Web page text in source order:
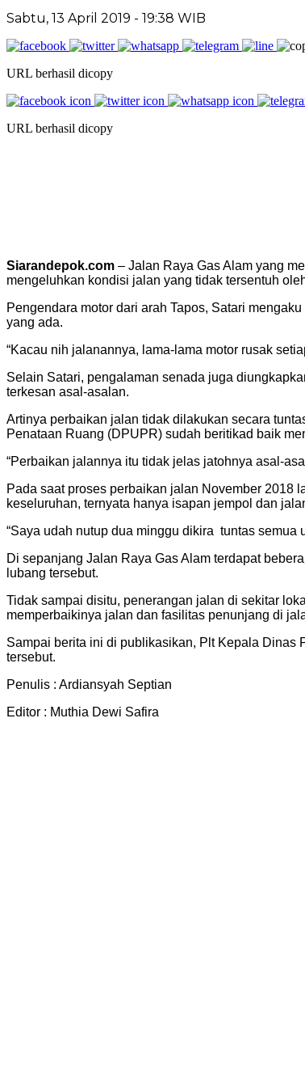
Sabtu, 13 April 2019 - 19:38 WIB
URL berhasil dicopy
URL berhasil dicopy
Siarandepok.com – Jalan Raya Gas Alam yang
mengeluhkan kondisi jalan yang tidak tersentuh
Pengendara motor dari arah Tapos, Satari
yang ada.
“Kacau nih jalanannya, lama-lama motor rusak
Selain Satari, pengalaman senada juga
terkesan asal-asalan.
Artinya perbaikan jalan tidak dilakukan secara
Penataan Ruang (DPUPR) sudah beritikad baik
“Perbaikan jalannya itu tidak jelas jatohnya asal-
Pada saat proses perbaikan jalan November 2018
keseluruhan, ternyata hanya isapan jempol dan
“Saya udah nutup dua minggu dikira tuntas
Di sepanjang Jalan Raya Gas Alam terdapat
lubang tersebut.
Tidak sampai disitu, penerangan jalan di sekitar
memperbaikinya jalan dan fasilitas penunjang di
Sampai berita ini di publikasikan, Plt Kepala Dinas
tersebut.
Penulis : Ardiansyah Septian
Editor : Muthia Dewi Safira